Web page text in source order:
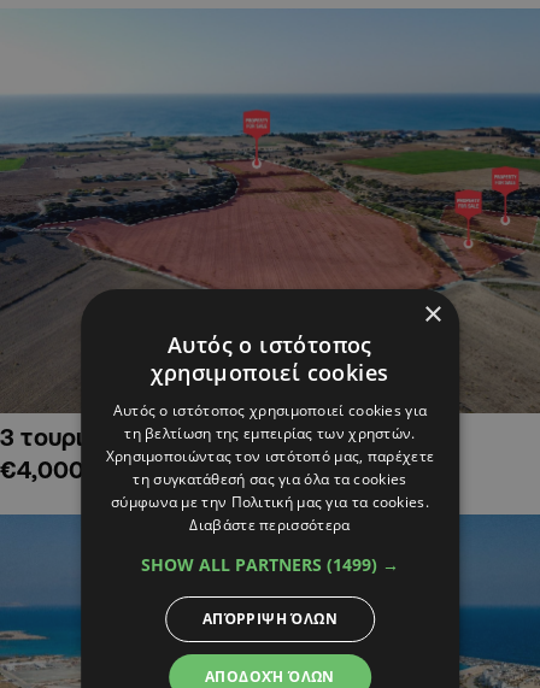
3 τουριστικά χωράφια στην Αλαμινό,
€4,000,000
×
Αυτός ο ιστότοπος
χρησιμοποιεί cookies
Αυτός ο ιστότοπος χρησιμοποιεί cookies για
τη βελτίωση της εμπειρίας των χρηστών.
Χρησιμοποιώντας τον ιστότοπό μας, παρέχετε
τη συγκατάθεσή σας για όλα τα cookies
σύμφωνα με την Πολιτική μας για τα cookies.
Διαβάστε περισσότερα
SHOW ALL PARTNERS (1499) →
ΑΠΟΔΟΧΉ ΌΛΩΝ
ΑΠΌΡΡΙΨΗ ΌΛΩΝ